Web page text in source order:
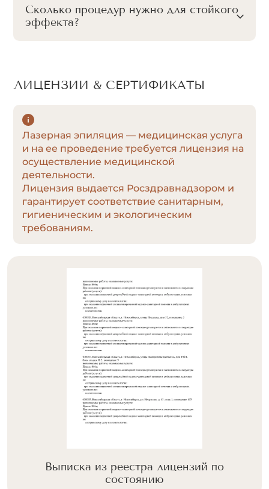
Сколько процедур нужно для стойкого
эффекта?
ЛИЦЕНЗИИ & СЕРТИФИКАТЫ
Лазерная эпиляция — медицинская услуга
и на ее проведение требуется лицензия на
осуществление медицинской
деятельности.
Лицензия выдается Росздравнадзором и
гарантирует соответствие санитарным,
гигиеническим и экологическим
требованиям.
Выписка из реестра лицензий по
состоянию